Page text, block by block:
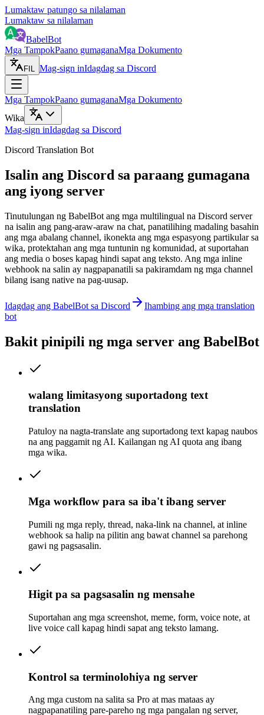
Lumaktaw patungo sa nilalaman
Lumaktaw sa nilalaman
BabelBot
Mga TampokPaano gumaganaMga Dokumento
FIL Mag-sign inIdagdag sa Discord
Mga TampokPaano gumaganaMga Dokumento
Wika
Mag-sign inIdagdag sa Discord
Discord Translation Bot
Isalin ang Discord sa paraang gumagana
ang iyong server
Tinutulungan ng BabelBot ang mga multilingual na Discord server
na isalin ang pang-araw-araw na chat, panatilihing madaling basahin
ang mga abalang channel, ikonekta ang mga espasyong partikular sa
wika, protektahan ang mga tuntunin ng komunidad, at suportahan
ang media o boses kapag hindi sapat ang teksto. Ang mga inline
webhook na salin ay nagpapanatili sa pakiramdam ng mga channel
bilang isang native na pag-uusap.
Idagdag ang BabelBot sa Discord
Ihambing ang mga translation
bot
Bakit pinipili ng mga server ang BabelBot
walang limitasyong suportadong text
translation
Patuloy na nagta-translate ang suportadong text kapag naubos
na ang paggamit ng AI. Kailangan ng AI quota ang ibang
mga wika.
Mga workflow para sa iba't ibang server
Pumili ng mga reply, thread, naka-link na channel, at inline
webhook sa halip na pilitin ang bawat channel sa parehong
gawi ng pagsasalin.
Higit pa sa pagsasalin ng mensahe
Suportahan ang mga screenshot, meme, form, voice note, at
live voice call kapag hindi sapat ang teksto lamang.
Kontrol sa terminolohiya ng server
Ang mga custom na salita sa Pro at mas mataas ay
nagpapanatiling pare-pareho ng mga pangalan ng server,